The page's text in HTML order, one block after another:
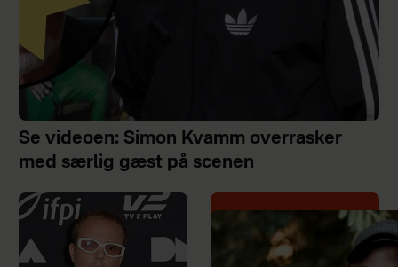
Se videoen: Simon Kvamm overrasker
med særlig gæst på scenen